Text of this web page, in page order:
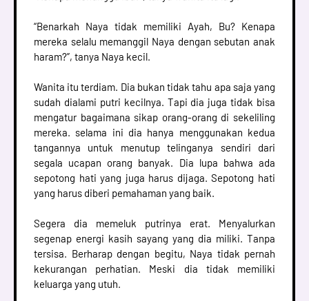
“Benarkah Naya tidak memiliki Ayah, Bu? Kenapa
mereka selalu memanggil Naya dengan sebutan anak
haram?”, tanya Naya kecil.
Wanita itu terdiam. Dia bukan tidak tahu apa saja yang
sudah dialami putri kecilnya. Tapi dia juga tidak bisa
mengatur bagaimana sikap orang-orang di sekeliling
mereka. selama ini dia hanya menggunakan kedua
tangannya untuk menutup telinganya sendiri dari
segala ucapan orang banyak. Dia lupa bahwa ada
sepotong hati yang juga harus dijaga. Sepotong hati
yang harus diberi pemahaman yang baik.
Segera dia memeluk putrinya erat. Menyalurkan
segenap energi kasih sayang yang dia miliki. Tanpa
tersisa. Berharap dengan begitu, Naya tidak pernah
kekurangan perhatian. Meski dia tidak memiliki
keluarga yang utuh.